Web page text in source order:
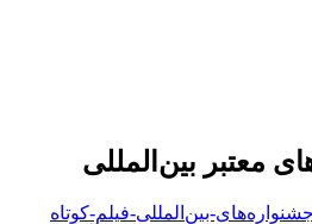
معتبر بین‌المللی